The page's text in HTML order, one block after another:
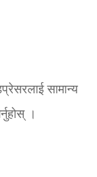
सामान्य
।